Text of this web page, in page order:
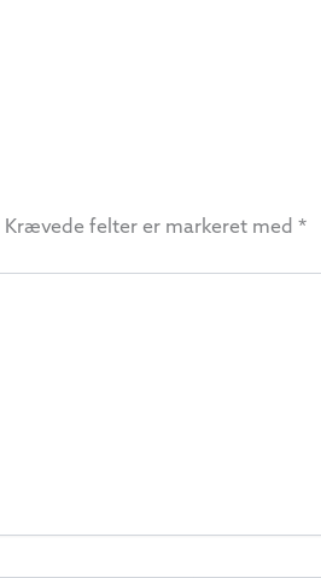
Krævede felter er markeret med *